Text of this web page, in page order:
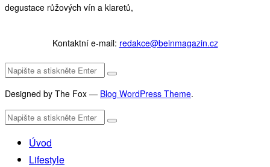
degustace růžových vín a klaretů,
Kontaktní e-mail: redakce@beinmagazin.cz
Designed by The Fox — Blog WordPress Theme.
Úvod
Lifestyle